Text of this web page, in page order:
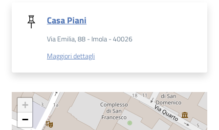
Catalogo
Eventi
Casa Piani
Via Emilia, 88 - Imola - 40026
Maggiori dettagli
+
−